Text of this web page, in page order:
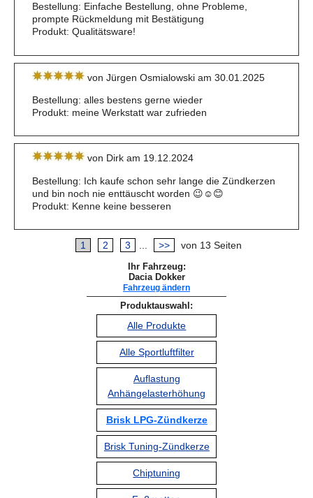
Bestellung: Einfache Bestellung, ohne Probleme,
prompte Rückmeldung mit Bestätigung
Produkt: Qualitätsware!
von Jürgen Osmialowski am 30.01.2025
Bestellung: alles bestens gerne wieder
Produkt: meine Werkstatt war zufrieden
von Dirk am 19.12.2024
Bestellung: Ich kaufe schon sehr lange die Zündkerzen
und bin noch nie enttäuscht worden 😉☺️😊
Produkt: Kenne keine besseren
1 2 3 ... >> von 13 Seiten
Ihr Fahrzeug:
Dacia Dokker
Fahrzeug ändern
Produktauswahl:
Alle Produkte
Alle Sportluftfilter
Auflastung
Anhängelasterhöhung
Brisk LPG-Zündkerze
Brisk Tuning-Zündkerze
Chiptuning